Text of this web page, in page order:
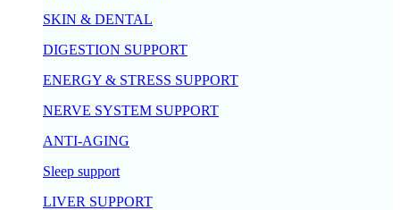
SKIN & DENTAL
DIGESTION SUPPORT
ENERGY & STRESS SUPPORT
NERVE SYSTEM SUPPORT
ANTI-AGING
Sleep support
LIVER SUPPORT